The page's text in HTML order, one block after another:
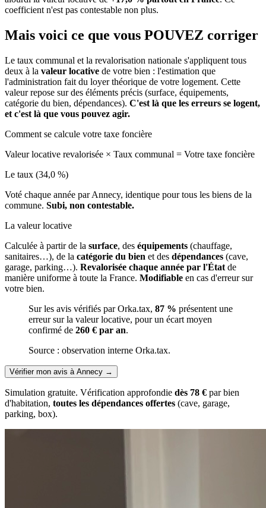
coefficient n'est pas contestable non plus.
Mais voici ce que vous POUVEZ corriger
Le taux communal et la revalorisation nationale s'appliquent tous
deux à la valeur locative de votre bien : l'estimation que
l'administration fait du loyer théorique de votre logement. Cette
valeur repose sur des éléments précis (surface, équipements,
catégorie du bien, dépendances). C'est là que les erreurs se logent,
et c'est là que vous pouvez agir.
Comment se calcule votre taxe foncière
Valeur locative revalorisée × Taux communal = Votre taxe foncière
Le taux (34,0 %)
Voté chaque année par Annecy, identique pour tous les biens de la
commune. Subi, non contestable.
La valeur locative
Calculée à partir de la surface, des équipements (chauffage,
sanitaires…), de la catégorie du bien et des dépendances (cave,
garage, parking…). Revalorisée chaque année par l'État de
manière uniforme à toute la France. Modifiable en cas d'erreur sur
votre bien.
Sur les avis vérifiés par Orka.tax, 87 % présentent une
erreur sur la valeur locative, pour un écart moyen
confirmé de 260 € par an.
Source : observation interne Orka.tax.
Vérifier mon avis à Annecy →
Simulation gratuite. Vérification approfondie dès 78 € par bien
d'habitation, toutes les dépendances offertes (cave, garage,
parking, box).